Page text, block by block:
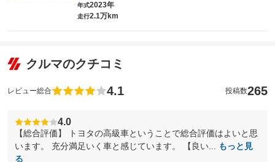
年式2023年
走行2.1万km
クルマのクチコミ
レビュー総合 4.1 投稿数265
4.0
【総合評価】 トヨタの高級車ということで総合評価はよいと思
います。 充分満足いく車と感じています。 【良い...
もっと見
る